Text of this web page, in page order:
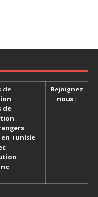
de
de
Tunisie
Rejoignez
nous :